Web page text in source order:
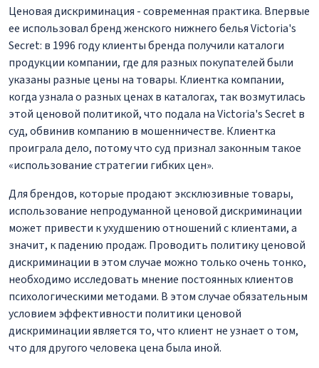
Ценовая дискриминация - современная практика. Впервые
ее использовал бренд женского нижнего белья Victoria's
Secret: в 1996 году клиенты бренда получили каталоги
продукции компании, где для разных покупателей были
указаны разные цены на товары. Клиентка компании,
когда узнала о разных ценах в каталогах, так возмутилась
этой ценовой политикой, что подала на Victoria's Secret в
суд, обвинив компанию в мошенничестве. Клиентка
проиграла дело, потому что суд признал законным такое
«использование стратегии гибких цен».
Для брендов, которые продают эксклюзивные товары,
использование непродуманной ценовой дискриминации
может привести к ухудшению отношений с клиентами, а
значит, к падению продаж. Проводить политику ценовой
дискриминации в этом случае можно только очень тонко,
необходимо исследовать мнение постоянных клиентов
психологическими методами. В этом случае обязательным
условием эффективности политики ценовой
дискриминации является то, что клиент не узнает о том,
что для другого человека цена была иной.